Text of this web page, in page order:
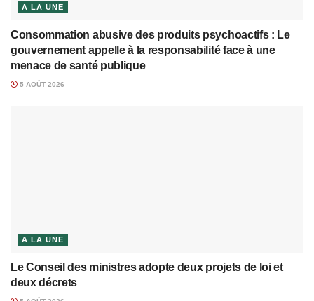
A LA UNE
Consommation abusive des produits psychoactifs : Le
gouvernement appelle à la responsabilité face à une
menace de santé publique
5 AOÛT 2026
A LA UNE
Le Conseil des ministres adopte deux projets de loi et
deux décrets